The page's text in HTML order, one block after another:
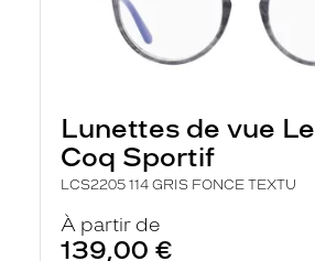
Lunettes de vue Le
Coq Sportif
LCS2205 114 GRIS FONCE TEXTU
À partir de
139,00 €